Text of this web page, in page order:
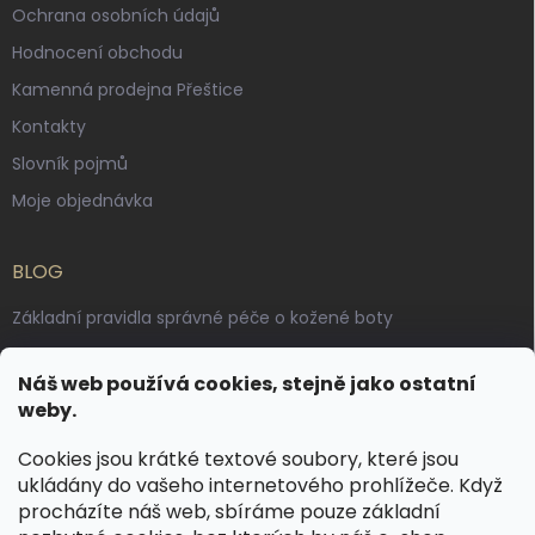
Náš web používá cookies, stejně jako ostatní
weby.
Cookies jsou krátké textové soubory, které jsou
ukládány do vašeho internetového prohlížeče. Když
procházíte náš web, sbíráme pouze základní
Ochrana osobních údajů
Hodnocení obchodu
Kamenná prodejna Přeštice
Kontakty
Slovník pojmů
Moje objednávka
BLOG
Základní pravidla správné péče o kožené boty
Výroba českých kožených opasků: vůně pravé kůže, dotek
řemesla
KONTAKT